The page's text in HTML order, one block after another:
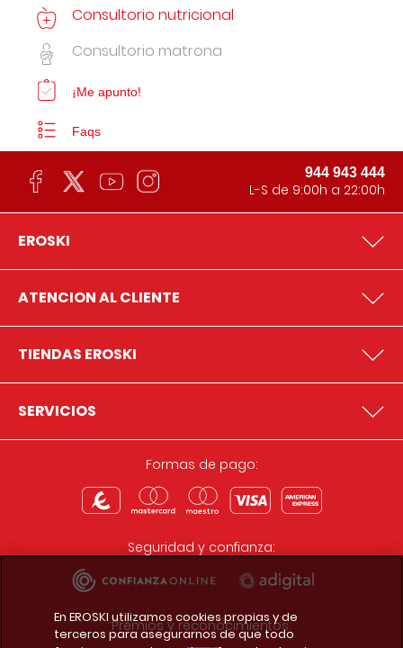
Consultorio nutricional
Consultorio matrona
¡Me apunto!
Faqs
944 943 444
L-S de 9:00h a 22:00h
EROSKI
ATENCION AL CLIENTE
TIENDAS EROSKI
SERVICIOS
Formas de pago:
Seguridad y confianza:
Premios y reconocimientos:
En EROSKI utilizamos cookies propias y de
terceros para asegurarnos de que todo